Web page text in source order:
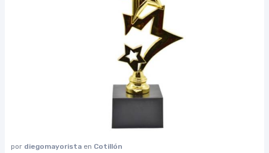
por diegomayorista en Cotillón